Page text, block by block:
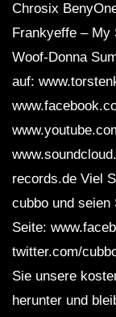
Chrosix
Frankyeffe – My
Woof-Donna
auf:
records.de Viel
cubbo und seien
Seite:
twitter.com/
Sie unsere
herunter und